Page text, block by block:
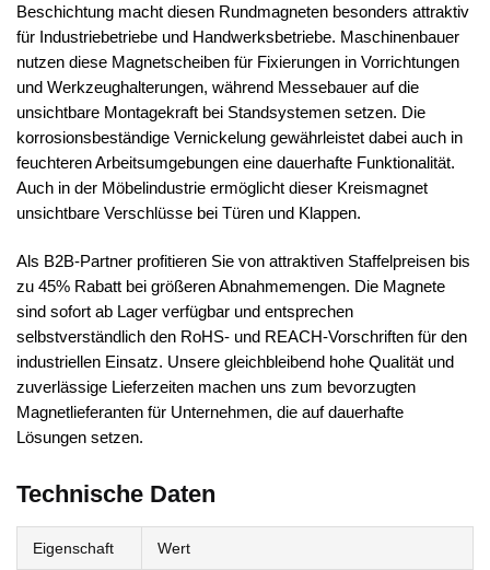
Beschichtung macht diesen Rundmagneten besonders attraktiv
für Industriebetriebe und Handwerksbetriebe. Maschinenbauer
nutzen diese Magnetscheiben für Fixierungen in Vorrichtungen
und Werkzeughalterungen, während Messebauer auf die
unsichtbare Montagekraft bei Standsystemen setzen. Die
korrosionsbeständige Vernickelung gewährleistet dabei auch in
feuchteren Arbeitsumgebungen eine dauerhafte Funktionalität.
Auch in der Möbelindustrie ermöglicht dieser Kreismagnet
unsichtbare Verschlüsse bei Türen und Klappen.
Als B2B-Partner profitieren Sie von attraktiven Staffelpreisen bis
zu 45% Rabatt bei größeren Abnahmemengen. Die Magnete
sind sofort ab Lager verfügbar und entsprechen
selbstverständlich den RoHS- und REACH-Vorschriften für den
industriellen Einsatz. Unsere gleichbleibend hohe Qualität und
zuverlässige Lieferzeiten machen uns zum bevorzugten
Magnetlieferanten für Unternehmen, die auf dauerhafte
Lösungen setzen.
Technische Daten
Eigenschaft Wert